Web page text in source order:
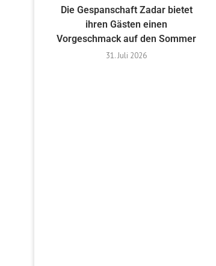
Die Gespanschaft Zadar bietet
ihren Gästen einen
Vorgeschmack auf den Sommer
31. Juli 2026